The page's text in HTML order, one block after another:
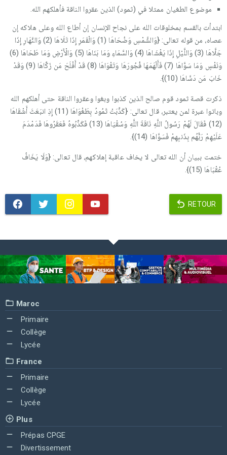
موضوع الطغيان ممثلا في (ثمود) الذين عقروا الناقة فأهلكهم الله.
ابتدأت بالقسم بمخلوقات الله على نجاح الإنسان إن أطاع الله وعلى هلاكه إن
عصاه، من قوله تعالى: {وَالشَّمْسِ وَضُحَاهَا (1) وَالْقَمَرِ إِذَا تَلَاهَا (2) وَالنَّهَارِ إِذَا
جَلَّاهَا (3) وَاللَّيْلِ إِذَا يَغْشَاهَا (4) وَالسَّمَاءِ وَمَا بَنَاهَا (5) وَالْأَرْضِ وَمَا طَحَاهَا (6)
وَنَفْسٍ وَمَا سَوَّاهَا (7) فَأَلْهَمَهَا فُجُورَهَا وَتَقْوَاهَا (8) قَدْ أَفْلَحَ مَن زَكَّاهَا (9) وَقَدْ
خَابَ مَن دَسَّاهَا (10)}.
ذكرت قصة ثمود قوم صالح الذين كذبوا وبغوا وعقروا الناقة حتى أهلكهم الله
وباتوا عبرة لمن يعتبر، قال تعالى: {كَذَّبَتْ ثَمُودُ بِطَغْوَاهَا (11) إِذِ انبَعَثَ أَشْقَاهَا
(12) فَقَالَ لَهُمْ رَسُولُ اللَّهِ نَاقَةَ اللَّهِ وَسُقْيَاهَا (13) فَكَذَّبُوهُ فَعَقَرُوهَا فَدَمْدَمَ
عَلَيْهِمْ رَبُّهُم بِذَنبِهِمْ فَسَوَّاهَا (14)}.
ختمت ببيان أن الله تعالى لا يخاف عاقبة إهلاكهم، قال تعالى: {وَلَا يَخَافُ
عُقْبَاهَا (15)}.
RETOUR
Maroc
Primaire
Collège
Lycée
France
Primaire
Collège
Lycée
Plus
Prépas CPGE
Divertissement